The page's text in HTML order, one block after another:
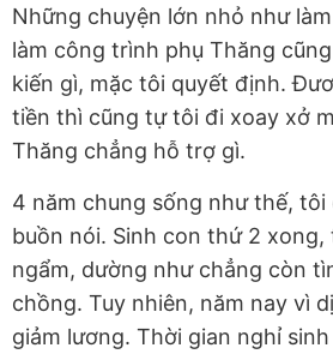
Những chuyện lớn nhỏ như
làm công trình phụ Thăng
kiến gì, mặc tôi quyết định.
tiền thì cũng tự tôi đi xoay xở
Thăng chẳng hỗ trợ gì.
4 năm chung sống như thế,
buồn nói. Sinh con thứ 2 xong,
ngẩm, dường như chẳng còn
chồng. Tuy nhiên, năm nay vì
giảm lương. Thời gian nghỉ